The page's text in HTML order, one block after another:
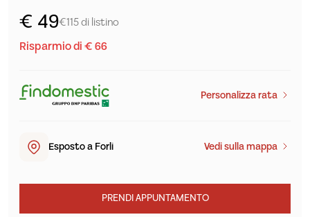
€ 49€115 di listino
Risparmio di € 66
Personalizza rata
Esposto a Forlì Vedi sulla mappa
PRENDI APPUNTAMENTO